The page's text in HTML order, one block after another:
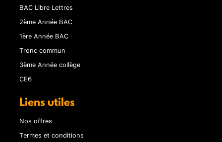
BAC Libre Lettres
2ème Année BAC
1ère Année BAC
Tronc commun
3ème Année collège
CE6
Liens utiles
Nos offres
Termes et conditions